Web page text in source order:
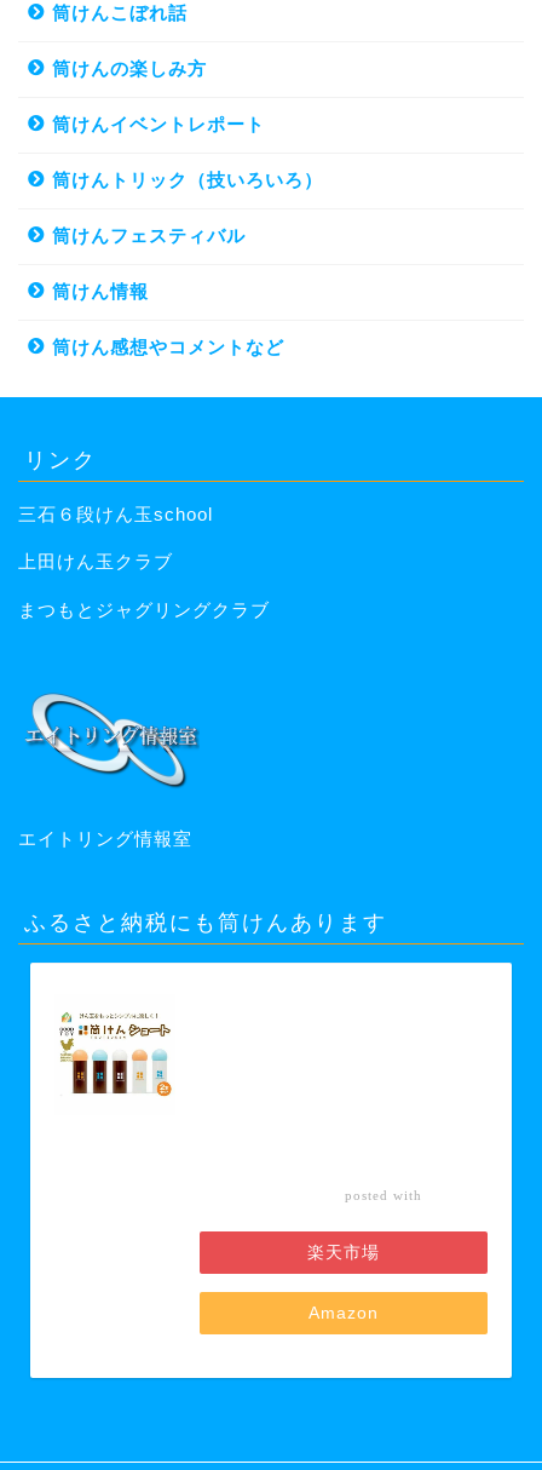
筒けんこぼれ話
筒けんの楽しみ方
筒けんイベントレポート
筒けんトリック（技いろいろ）
筒けんフェスティバル
筒けん情報
筒けん感想やコメントなど
リンク
三石６段けん玉school
上田けん玉クラブ
まつもとジャグリングクラブ
エイトリング情報室
ふるさと納税にも筒けんあります
posted with
楽天市場
Amazon